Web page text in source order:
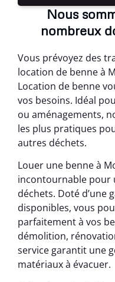
Nous
nombreux
Vous prévoyez des
location de benne à
Location de benne
vos besoins. Idéal
ou aménagements,
les plus pratiques
autres déchets.
Louer une benne à
incontournable pour
déchets. Doté d’une
disponibles, vous
parfaitement à vos
démolition,
service garantit une
matériaux à évacuer.